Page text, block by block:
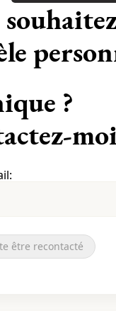
?
être recontacté